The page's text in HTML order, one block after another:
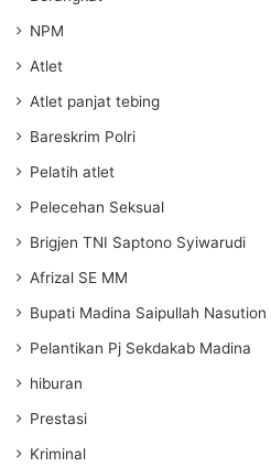
NPM
Atlet
Atlet panjat tebing
Bareskrim Polri
Pelatih atlet
Pelecehan Seksual
Brigjen TNI Saptono Syiwarudi
Afrizal SE MM
Bupati Madina Saipullah Nasution
Pelantikan Pj Sekdakab Madina
hiburan
Prestasi
Kriminal